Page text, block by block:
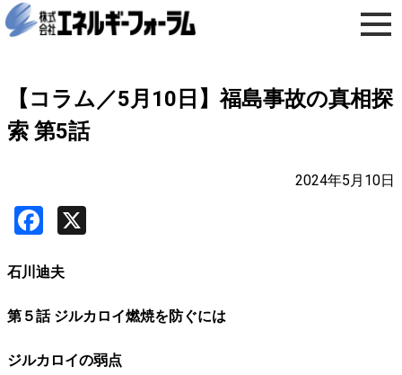
【コラム／5月10日】福島事故の真相探
索 第5話
2024年5月10日
Facebook
石川迪夫
第５話 ジルカロイ燃焼を防ぐには
ジルカロイの弱点